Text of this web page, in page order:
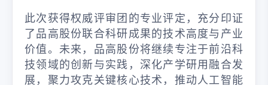
此次获得权威评审团的专业评定，充分印证
了品高股份联合科研成果的技术高度与产业
价值。未来，品高股份将继续专注于前沿科
技领域的创新与实践，深化产学研用融合发
展，聚力攻克关键核心技术，推动人工智能